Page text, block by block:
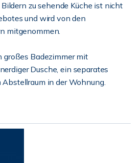
zu sehende Küche ist nicht
und wird von den
mitgenommen.
großes Badezimmer mit
Dusche, ein separates
in der Wohnung.